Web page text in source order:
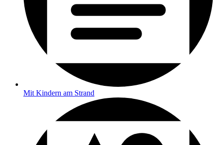
Mit Kindern am Strand